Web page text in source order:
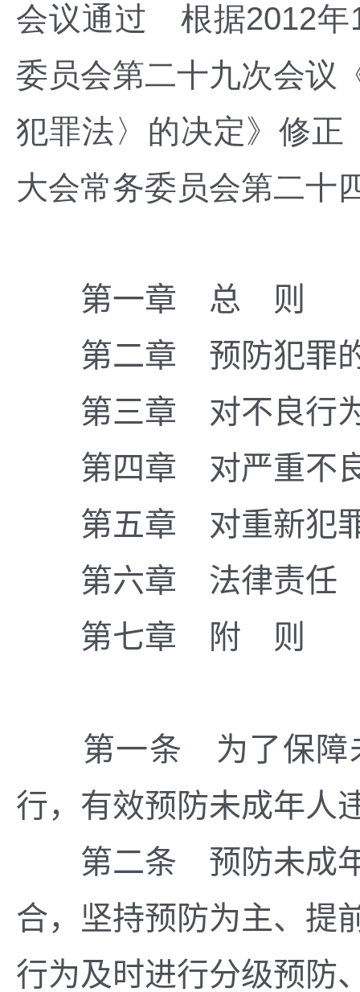
会议通过 根据2012年
委员会第二十九次会议
犯罪法〉的决定》修
大会常务委员会第二十
第一章 总 则
第二章 预防犯罪
第三章 对不良行
第四章 对严重不良
第五章 对重新犯
第六章 法律责任
第七章 附 则
第一条 为了保障未
行，有效预防未成年人
第二条 预防未成年
合，坚持预防为主、提
行为及时进行分级预防